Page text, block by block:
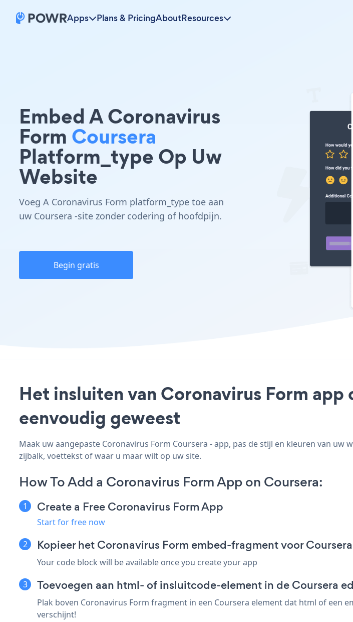
Apps Plans & PricingAboutResources
Embed A Coronavirus
Form Coursera
Platform_type Op Uw
Website
Voeg A Coronavirus Form platform_type toe aan
uw Coursera -site zonder codering of hoofdpijn.
Begin gratis
Het insluiten van Coronavirus Form
eenvoudig geweest
Maak uw aangepaste Coronavirus Form Coursera - app, pas de stijl en kleuren van
zijbalk, voettekst of waar u maar wilt op uw site.
How To Add a Coronavirus Form App on Coursera:
Create a Free Coronavirus Form App
Start for free now
Kopieer het Coronavirus Form embed-fragment voor Coursera
Your code block will be available once you create your app
Toevoegen aan html- of insluitcode-element in de Coursera
Plak boven Coronavirus Form fragment in een Coursera element dat html of een
verschijnt!